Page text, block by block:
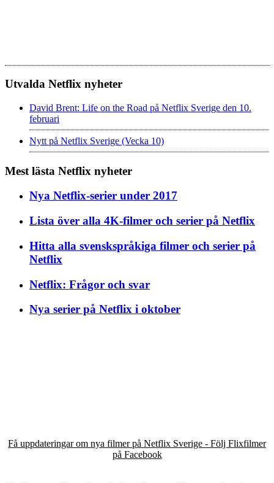
Utvalda Netflix nyheter
David Brent: Life on the Road på Netflix Sverige den 10.
februari
Nytt på Netflix Sverige (Vecka 10)
Mest lästa Netflix nyheter
Nya Netflix-serier under 2017
Lista över alla 4K-filmer och serier på Netflix
Hitta alla svenskspråkiga filmer och serier på
Netflix
Netflix: Frågor och svar
Nya serier på Netflix i oktober
Få uppdateringar om nya filmer på Netflix Sverige - Följ Flixfilmer
på Facebook